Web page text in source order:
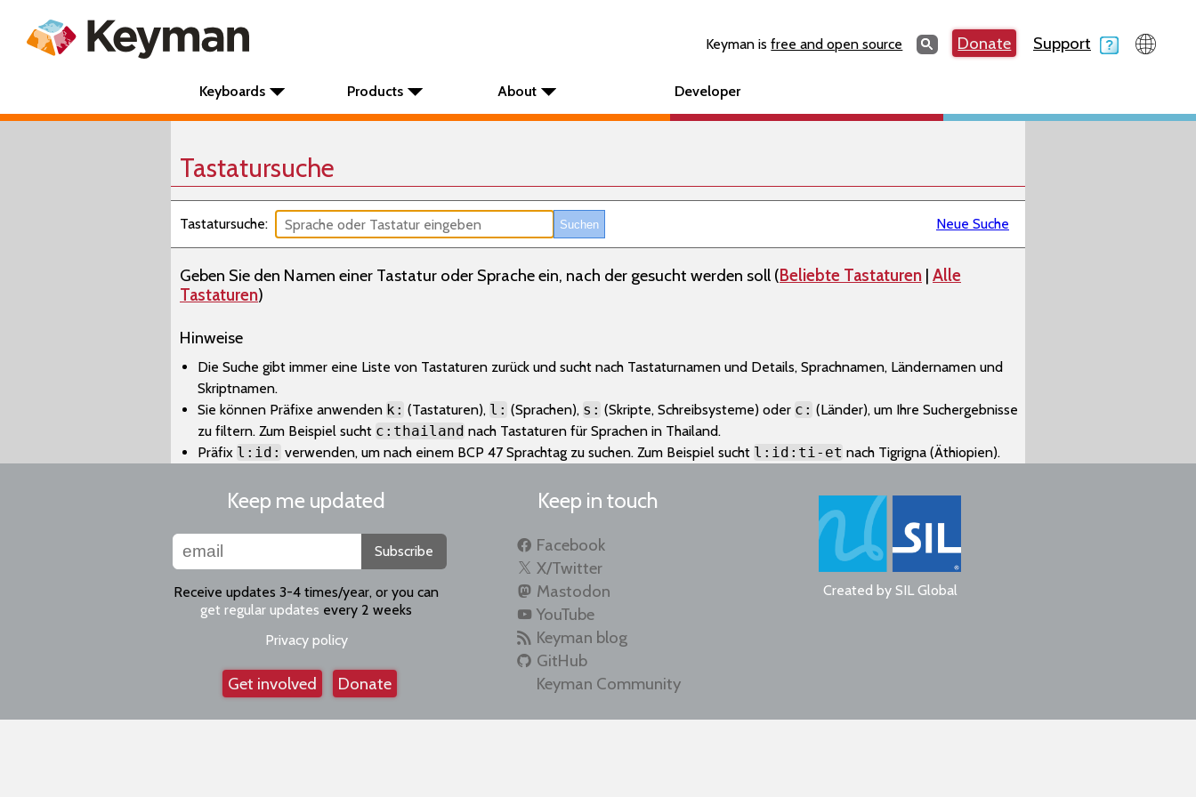
Keyman isfree and open source SearchSearchDonate Support
Keyboards Products About Developer
Tastatursuche
Tastatursuche: Neue Suche
Geben Sie den Namen einer Tastatur oder Sprache ein, nach der gesucht werden soll (Beliebte Tastaturen | Alle
Tastaturen)
Hinweise
Die Suche gibt immer eine Liste von Tastaturen zurück und sucht nach Tastaturnamen und Details, Sprachnamen, Ländernamen und
Skriptnamen.
Sie können Präfixe anwenden k: (Tastaturen), l: (Sprachen), s: (Skripte, Schreibsysteme) oder c: (Länder), um Ihre Suchergebnisse
zu filtern. Zum Beispiel sucht c:thailand nach Tastaturen für Sprachen in Thailand.
Präfix l:id: verwenden, um nach einem BCP 47 Sprachtag zu suchen. Zum Beispiel sucht l:id:ti-et nach Tigrigna (Äthiopien).
Keep me updated
Subscribe
Receive updates 3-4 times/year, or you can
get regular updates every 2 weeks
Privacy policy
Get involved Donate
Keep in touch
Facebook
X/Twitter
Mastodon
YouTube
Keyman blog
GitHub
Keyman Community
Created by SIL Global